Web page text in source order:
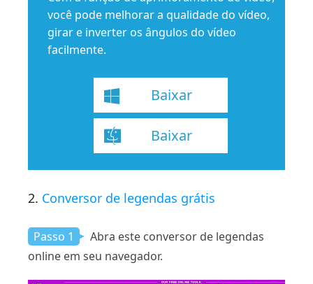
você pode melhorar a qualidade do vídeo,
girar e inverter os ângulos do vídeo
facilmente.
Baixar
Baixar
2. Conversor de legendas grátis
Passo 1
Abra este conversor de legendas
online em seu navegador.